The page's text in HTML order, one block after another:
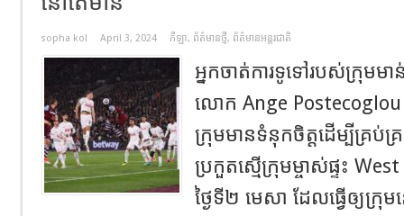
sopha kol April 3, 2024 កីឡា, ព័ត៌មានថ្មី, ព័ត៌មានអន្តរជាតិ
អ្នកចាត់ការទូទៅរបស់ក្រុមម
លោក Ange
ក្រុមមានទំនុកចិត្តដើម្បីគ្រប់គ្
ប្រកួតស្មើក្រុមម្ចាស់ផ្ទះ
ថ្ងៃទី២ មេសា ដែលធ្វើឲ្យក្រុម